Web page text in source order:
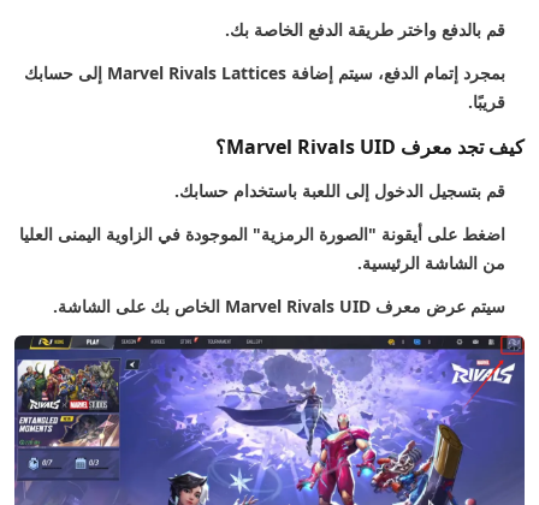
قم بالدفع واختر طريقة الدفع الخاصة بك.
بمجرد إتمام الدفع، سيتم إضافة Marvel Rivals Lattices إلى حسابك
قريبًا.
كيف تجد معرف Marvel Rivals UID؟
قم بتسجيل الدخول إلى اللعبة باستخدام حسابك.
اضغط على أيقونة "الصورة الرمزية" الموجودة في الزاوية اليمنى العليا
من الشاشة الرئيسية.
سيتم عرض معرف Marvel Rivals UID الخاص بك على الشاشة.